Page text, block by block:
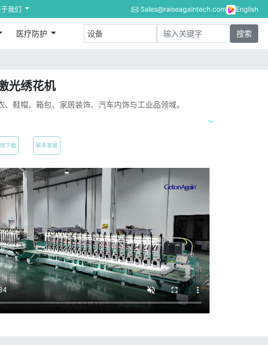
我们 Sales@raiseagaintech.com English
医疗防护
光绣花机
、鞋帽、箱包、家居装饰、汽车内饰与工业品领域。
下载 联系客服